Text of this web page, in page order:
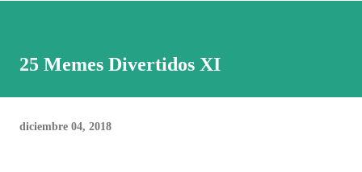
25 Memes Divertidos XI
diciembre 04, 2018